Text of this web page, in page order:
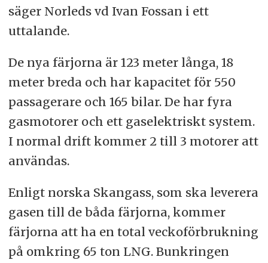
säger Norleds vd Ivan Fossan i ett
uttalande.
De nya färjorna är 123 meter långa, 18
meter breda och har kapacitet för 550
passagerare och 165 bilar. De har fyra
gasmotorer och ett gaselektriskt system.
I normal drift kommer 2 till 3 motorer att
användas.
Enligt norska Skangass, som ska leverera
gasen till de båda färjorna, kommer
färjorna att ha en total veckoförbrukning
på omkring 65 ton LNG. Bunkringen